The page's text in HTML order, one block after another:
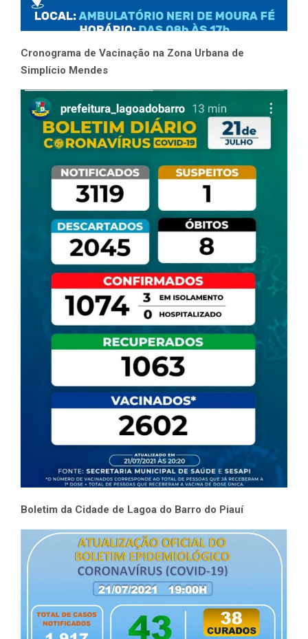
Cronograma de Vacinação na Zona Urbana de
Simplício Mendes
Boletim da Cidade de Lagoa do Barro do Piauí